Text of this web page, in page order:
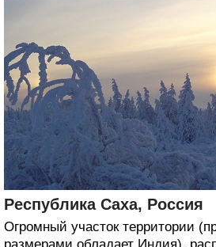
Республика Саха, Россия
Огромный участок территории